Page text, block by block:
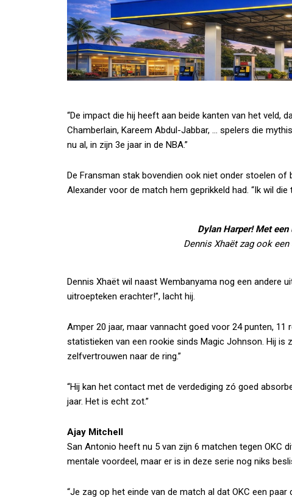
“De impact die hij heeft aan beide kanten van het veld,
Chamberlain, Kareem Abdul-Jabbar, … spelers die
nu al, in zijn 3e jaar in de NBA.”
De Fransman stak bovendien ook niet onder stoelen of
Alexander voor de match hem geprikkeld had. “Ik wil
Dylan Harper! Met
Dennis Xhaët zag ook
Dennis Xhaët wil naast Wembanyama nog een andere
uitroepteken erachter!”, lacht hij.
Amper 20 jaar, maar vannacht goed voor 24 punten, 11
statistieken van een rookie sinds Magic Johnson. Hij
zelfvertrouwen naar de ring.”
“Hij kan het contact met de verdediging zó goed
jaar. Het is echt zot.”
Ajay Mitchell
San Antonio heeft nu 5 van zijn 6 matchen tegen OKC
mentale voordeel, maar er is in deze serie nog niks
“Je zag op het einde van de match al dat OKC een